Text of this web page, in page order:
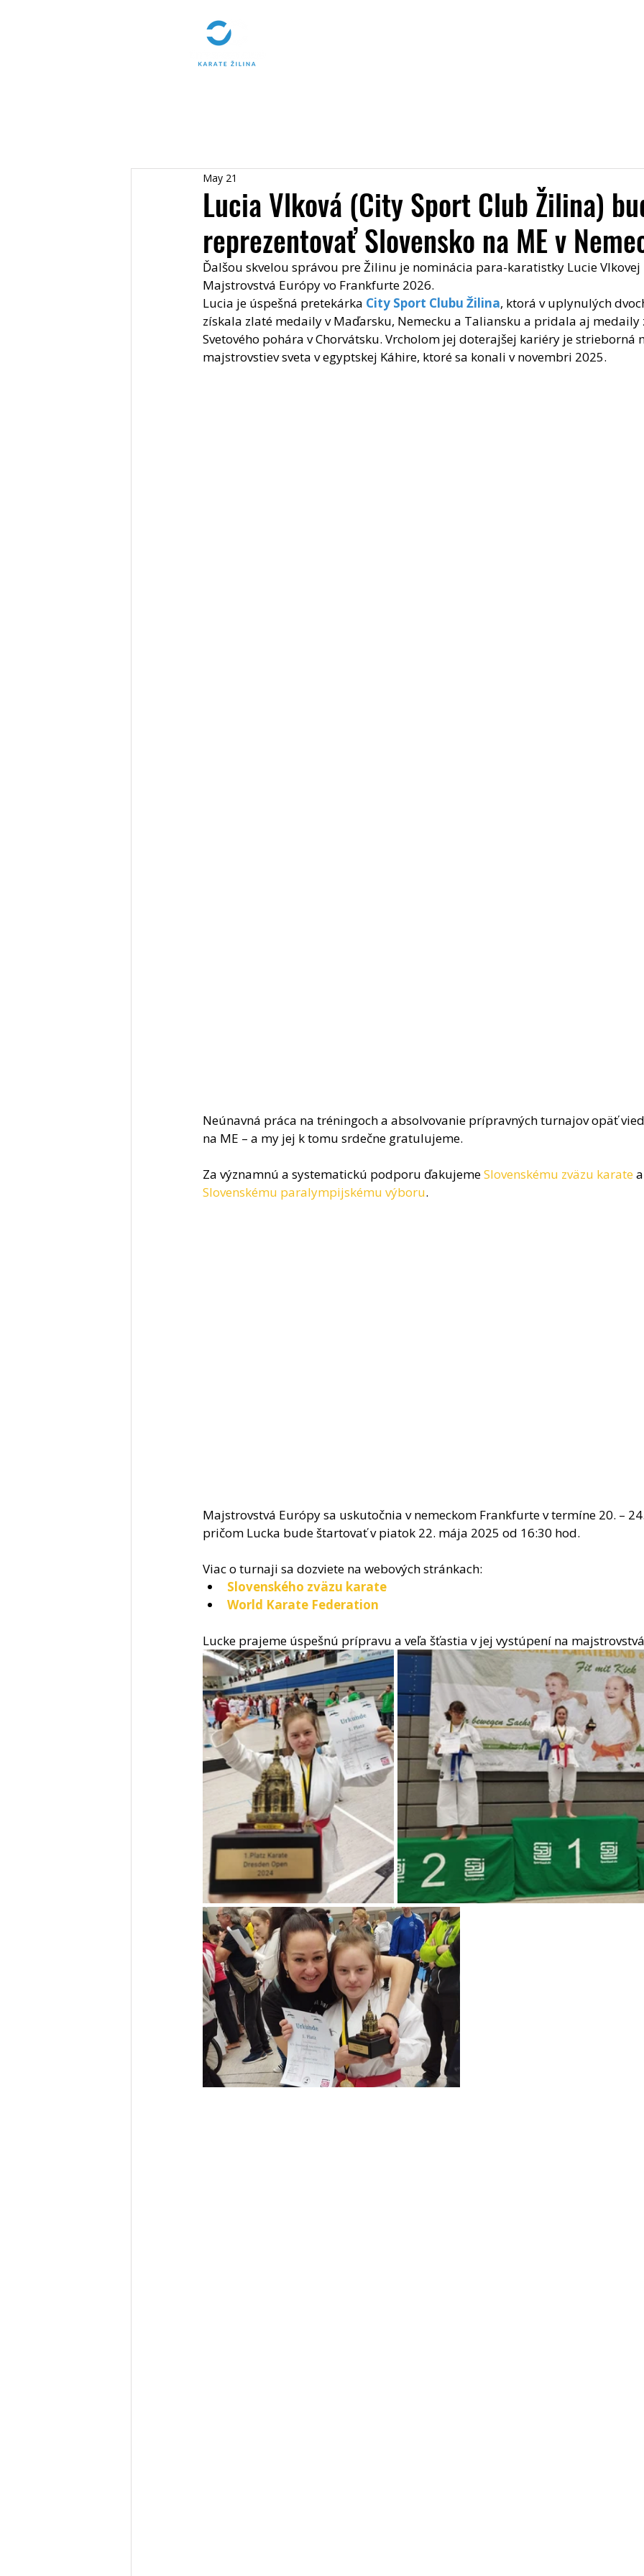
Lucia Vlková (City Sport Club Žilina)
reprezentovať Slovensko na ME v
May 21
Ďalšou skvelou správou pre Žilinu je nominácia para-karatistky Lucie
Majstrovstvá Európy vo Frankfurte 2026.
Lucia je úspešná pretekárka City Sport Clubu Žilina, ktorá v uplynulých
získala zlaté medaily v Maďarsku, Nemecku a Taliansku a pridala aj medaily
Svetového pohára v Chorvátsku. Vrcholom jej doterajšej kariéry je strieborná
majstrovstiev sveta v egyptskej Káhire, ktoré sa konali v novembri 2025.
Neúnavná práca na tréningoch a absolvovanie prípravných turnajov opäť
na ME – a my jej k tomu srdečne gratulujeme.
Za významnú a systematickú podporu ďakujeme Slovenskému zväzu karate
Slovenskému paralympijskému výboru.
Majstrovstvá Európy sa uskutočnia v nemeckom Frankfurte v termíne 20. –
pričom Lucka bude štartovať v piatok 22. mája 2025 od 16:30 hod.
Viac o turnaji sa dozviete na webových stránkach:
Slovenského zväzu karate
World Karate Federation
Lucke prajeme úspešnú prípravu a veľa šťastia v jej vystúpení na